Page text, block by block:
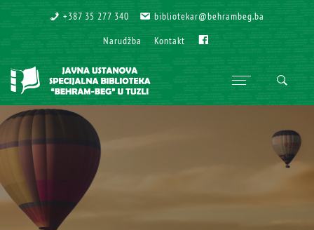
+387 35 277 340
+387 35 277 340 bibliotekar@behrambeg.ba
bibliotekar@behrambeg.ba
Narudžba
Narudžba Kontakt
Kontakt